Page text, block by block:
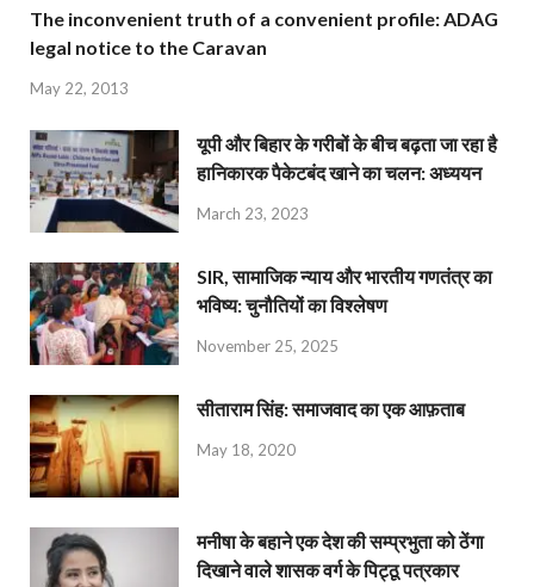
The inconvenient truth of a convenient profile: ADAG
legal notice to the Caravan
May 22, 2013
यूपी और बिहार के गरीबों के बीच बढ़ता जा रहा है
हानिकारक पैकेटबंद खाने का चलन: अध्ययन
March 23, 2023
SIR, सामाजिक न्याय और भारतीय गणतंत्र का
भविष्य: चुनौतियों का विश्लेषण
November 25, 2025
सीताराम सिंह: समाजवाद का एक आफ़ताब
May 18, 2020
मनीषा के बहाने एक देश की सम्प्रभुता को ठेंगा
दिखाने वाले शासक वर्ग के पिट्ठू पत्रकार